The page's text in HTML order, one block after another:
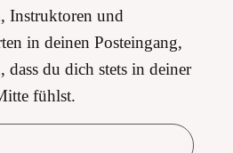
Instruktoren und
in deinen Posteingang,
dass du dich stets in deiner
fühlst.